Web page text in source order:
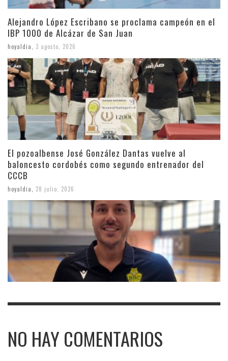
Alejandro López Escribano se proclama campeón en el
IBP 1000 de Alcázar de San Juan
hoyaldia 3 agosto, 2026
El pozoalbense José González Dantas vuelve al
baloncesto cordobés como segundo entrenador del
CCCB
hoyaldia 28 julio, 2026
NO HAY COMENTARIOS